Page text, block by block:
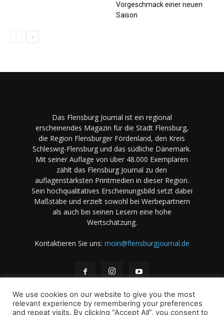
Vorgeschmack einer neuen
Saison
Das Flensburg Journal ist ein regional
erscheinendes Magazin für die Stadt Flensburg,
die Region Flensburger Fördenland, den Kreis
Schleswig-Flensburg und das südliche Dänemark.
Mit seiner Auflage von über 48.000 Exemplaren
zählt das Flensburg Journal zu den
auflagenstärksten Printmedien in dieser Region.
Sein hochqualitatives Erscheinungsbild setzt dabei
Maßstäbe und erzielt sowohl bei Werbepartnern
als auch bei seinen Lesern eine hohe
Wertschätzung.
Kontaktieren Sie uns: moin@flensburgjournal.de
We use cookies on our website to give you the most
relevant experience by remembering your preferences
and repeat visits. By clicking “Accept All”, you consent to